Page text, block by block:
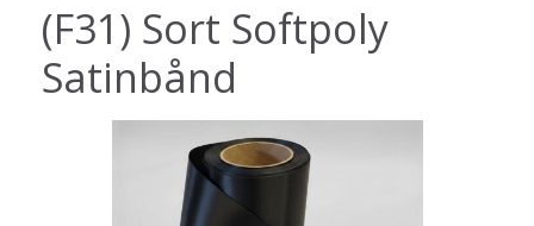
(F31) Sort Softpoly
Satinbånd